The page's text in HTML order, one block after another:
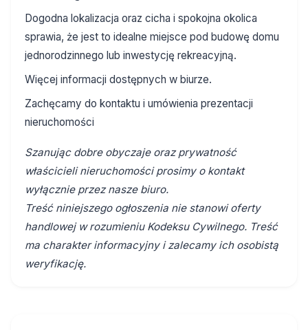
Dogodna lokalizacja oraz cicha i spokojna okolica
sprawia, że jest to idealne miejsce pod budowę domu
jednorodzinnego lub inwestycję rekreacyjną.
Więcej informacji dostępnych w biurze.
Zachęcamy do kontaktu i umówienia prezentacji
nieruchomości
Szanując dobre obyczaje oraz prywatność
właścicieli nieruchomości prosimy o kontakt
wyłącznie przez nasze biuro.
Treść niniejszego ogłoszenia nie stanowi oferty
handlowej w rozumieniu Kodeksu Cywilnego. Treść
ma charakter informacyjny i zalecamy ich osobistą
weryfikację.